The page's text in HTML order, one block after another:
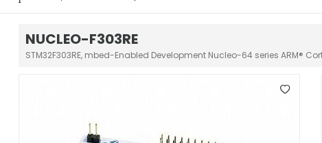
NUCLEO-F303RE
STM32F303RE, mbed-Enabled Development Nucleo-64 series ARM®